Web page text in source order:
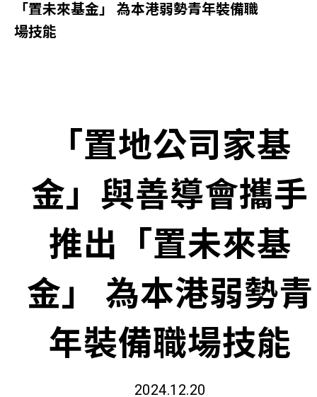
慈善活動
關於本會
聯絡我們
「置未來基金」 為本港弱勢青年裝備職
場技能
「置地公司家基
金」與善導會攜手
推出「置未來基
金」 為本港弱勢青
年裝備職場技能
2024.12.20